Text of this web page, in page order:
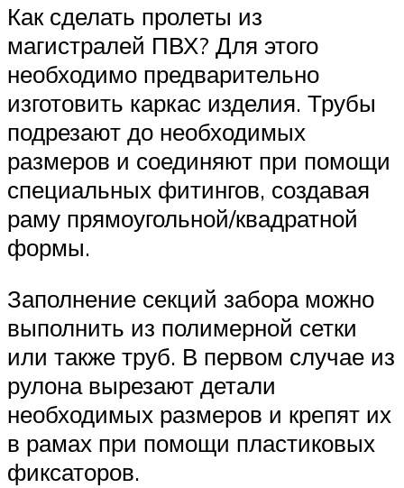
Как сделать пролеты из
магистралей ПВХ? Для этого
необходимо предварительно
изготовить каркас изделия. Трубы
подрезают до необходимых
размеров и соединяют при помощи
специальных фитингов, создавая
раму прямоугольной/квадратной
формы.
Заполнение секций забора можно
выполнить из полимерной сетки
или также труб. В первом случае из
рулона вырезают детали
необходимых размеров и крепят их
в рамах при помощи пластиковых
фиксаторов.